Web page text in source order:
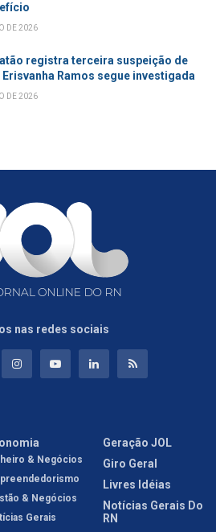
DE 2026
registra terceira suspeição de
Ramos segue investigada
DE 2026
nas redes sociais
& Negócios
& Negócios
Gerais
Geração JOL
Giro Geral
Livres Idéias
Notícias Gerais Do
RN